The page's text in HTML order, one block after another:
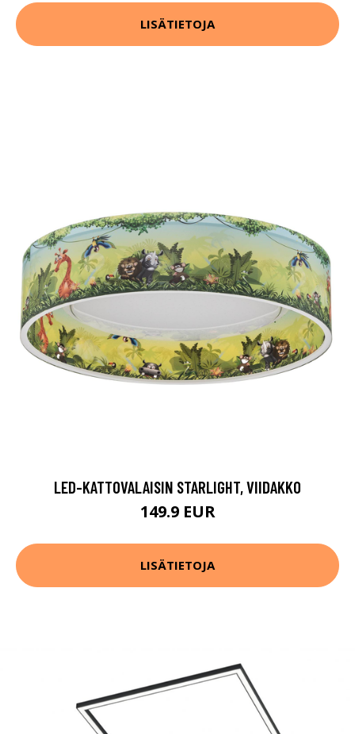
LISÄTIETOJA
LED-KATTOVALAISIN STARLIGHT, VIIDAKKO
149.9 EUR
LISÄTIETOJA